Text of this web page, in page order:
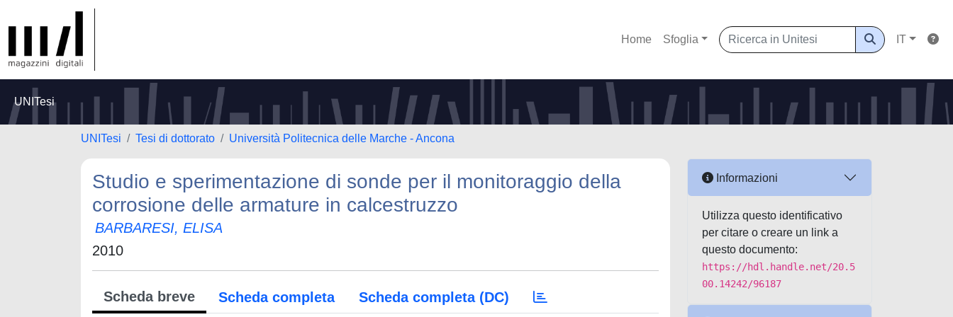
Home Sfoglia IT
UNITesi
UNITesi Tesi di dottorato Università Politecnica delle Marche - Ancona
Studio e sperimentazione di sonde per il monitoraggio della
corrosione delle armature in calcestruzzo
BARBARESI, ELISA
2010
Scheda breve Scheda completa Scheda completa (DC)
Informazioni
Utilizza questo identificativo
per citare o creare un link a
questo documento:
https://hdl.handle.net/20.5
00.14242/96187